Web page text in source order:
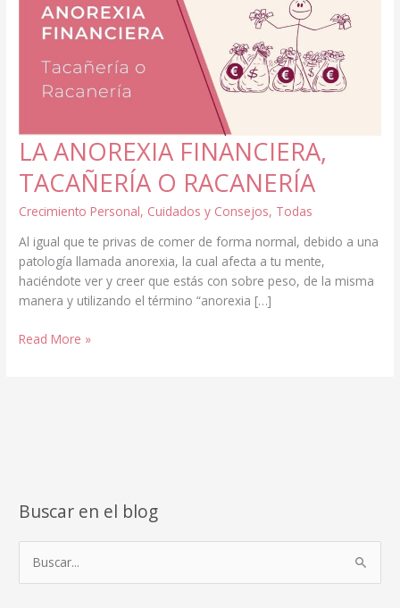
LA ANOREXIA FINANCIERA,
TACAÑERÍA O RACANERÍA
Crecimiento Personal, Cuidados y Consejos, Todas
Al igual que te privas de comer de forma normal, debido a una
patología llamada anorexia, la cual afecta a tu mente,
haciéndote ver y creer que estás con sobre peso, de la misma
manera y utilizando el término “anorexia […]
LA
Read More »
Buscar en el blog